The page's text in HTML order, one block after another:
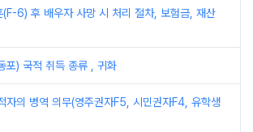
(F-6) 후 배우자 사망 시 처리 절차, 보험금, 재산
포) 국적 취득 종류 , 귀화
자의 병역 의무(영주권자F5, 시민권자F4, 유학생